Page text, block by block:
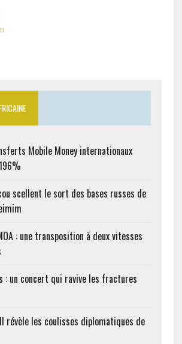
Mobile Money internationaux
scellent le sort des bases russes de
: une transposition à deux vitesses
: un concert qui ravive les fractures
révèle les coulisses diplomatiques de